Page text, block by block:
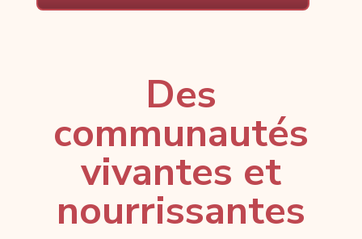
Des
communautés
vivantes et
nourrissantes